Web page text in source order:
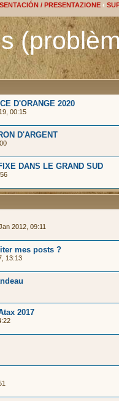
/ PRESENTAZIONE ‹
D'ORANGE 2020
00:15
D'ARGENT
DANS LE GRAND SUD
2012, 09:11
mes posts ?
13:13
2017